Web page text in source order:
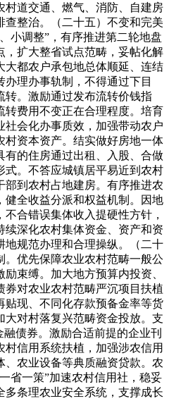
村道交通、燃气、消防、自建房
整治。（二十五）不变和完美
小调整”，有序推进第二轮地盘
，扩大整省试点范畴，妥帖化解
大都农户承包地总体顺延、连结
理办事轨制，不得通过下目
转。激励通过发布流转价钱指
转费用不变正在合理程度。培育
社会化办事质效，加强带动农户
村资本资产。结实做好房地一体
有的住房通过出租、入股、合做
式。不答应城镇居平易近到农村
到农村占地建房。有序推进农
健全收益分派和权益机制。因地
合错误集体收入提硬性方针，
续深化农村集体资金、资产和资
地规范办理和合理操纵。（二十
。优先保障农业农村范畴一般公
束缚。加大地方预算内投资、
券对农业农村范畴严沉项目扶植
贴现、不同化存款预备金率等货
大对村落复兴范畴资金投放。支
债券。激励合适前提的企业刊
信用系统扶植，加强涉农信用
农业设备等典质融资贷款。农
省一策”加速农村信用社，稳妥
条理农业安全系统，支撑成长